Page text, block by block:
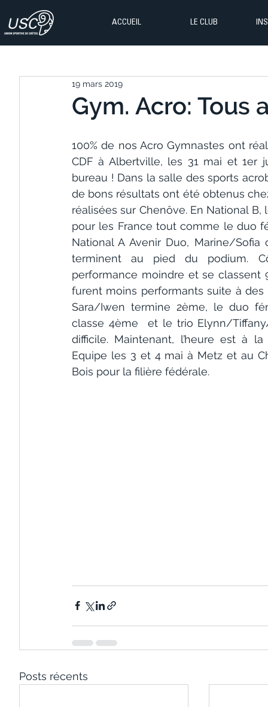
ACCUEIL LE CLUB
Gym. Acro: Tous
19 mars 2019
100% de nos Acro Gymnastes ont
CDF à Albertville, les 31 mai et 1er
bureau ! Dans la salle des sports
de bons résultats ont été obtenus
réalisées sur Chenôve. En National
pour les France tout comme le duo
National A Avenir Duo, Marine/
terminent au pied du podium.
performance moindre et se classent
furent moins performants suite à
Sara/Iwen termine 2ème, le duo
classe 4ème  et le trio Elynn/
difficile. Maintenant, l’heure est à
Equipe les 3 et 4 mai à Metz et au
Bois pour la filière fédérale.
Posts récents